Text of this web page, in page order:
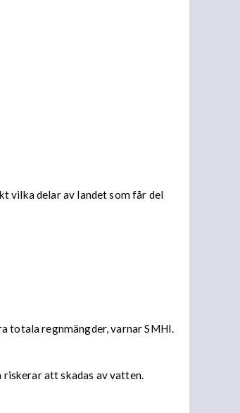
vilka delar av landet som får del
totala regnmängder, varnar SMHI.
riskerar att skadas av vatten.